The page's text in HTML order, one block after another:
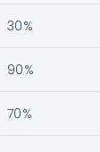
30%
90%
70%